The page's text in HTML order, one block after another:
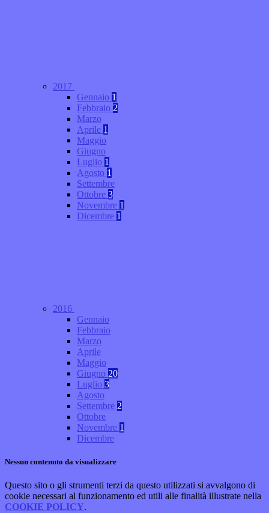
2017
Gennaio 1
Febbraio 2
Marzo
Aprile 1
Maggio
Giugno
Luglio 1
Agosto 1
Settembre
Ottobre 3
Novembre 1
Dicembre 1
2016
Gennaio
Febbraio
Marzo
Aprile
Maggio
Giugno 20
Luglio 3
Agosto
Settembre 2
Ottobre
Novembre 1
Dicembre
Nessun contenuto da visualizzare
Questo sito o gli strumenti terzi da questo utilizzati si avvalgono di
cookie necessari al funzionamento ed utili alle finalità illustrate nella
COOKIE POLICY.